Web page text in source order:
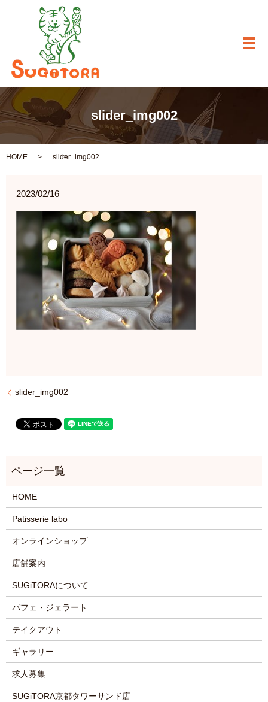
メ
slider_img002
HOME slider_img002
2023/02/16
slider_img002
HOME
Patisserie labo
オンラインショップ
店舗案内
SUGiTORAについて
パフェ・ジェラート
テイクアウト
ギャラリー
求人募集
SUGiTORA京都タワーサンド店